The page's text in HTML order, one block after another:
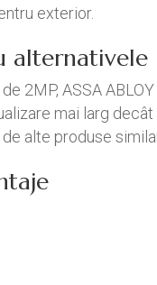
exterior.
alternativele
2MP, ASSA
mai larg
alte produse